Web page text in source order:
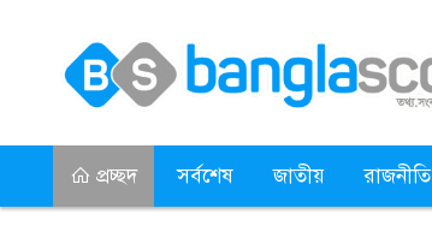
প্রচ্ছদ সর্বশেষ জাতীয় রাজনীতি